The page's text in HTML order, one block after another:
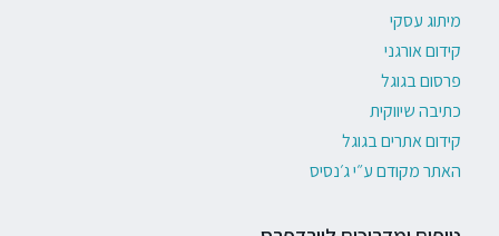
מיתוג עסקי
קידום אורגני
פרסום בגוגל
כתיבה שיווקית
קידום אתרים בגוגל
האתר מקודם ע״י ג׳נסיס